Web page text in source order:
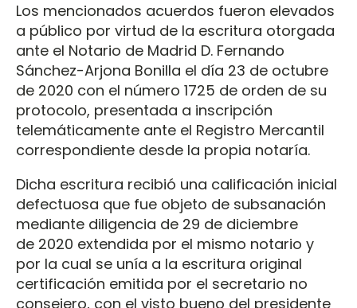
Los mencionados acuerdos fueron elevados
a público por virtud de la escritura otorgada
ante el Notario de Madrid D. Fernando
Sánchez-Arjona Bonilla el día 23 de octubre
de 2020 con el número 1725 de orden de su
protocolo, presentada a inscripción
telemáticamente ante el Registro Mercantil
correspondiente desde la propia notaría.
Dicha escritura recibió una calificación inicial
defectuosa que fue objeto de subsanación
mediante diligencia de 29 de diciembre
de 2020 extendida por el mismo notario y
por la cual se unía a la escritura original
certificación emitida por el secretario no
consejero, con el visto bueno del presidente